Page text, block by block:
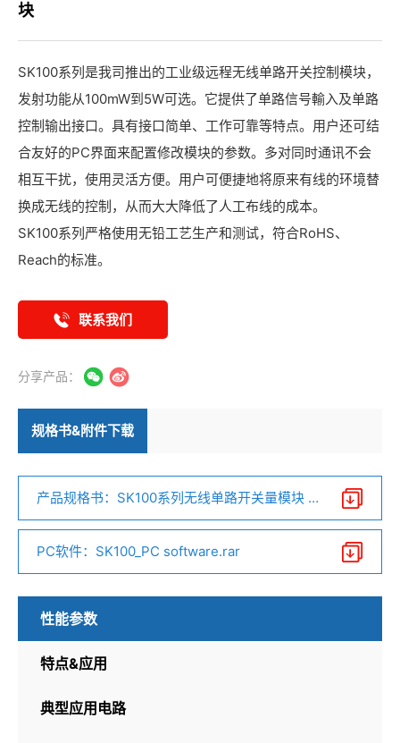
块
SK100系列是我司推出的工业级远程无线单路开关控制模块，
发射功能从100mW到5W可选。它提供了单路信号輸入及单路
控制输出接口。具有接口简单、工作可靠等特点。用户还可结
合友好的PC界面来配置修改模块的参数。多对同时通讯不会
相互干扰，使用灵活方便。用户可便捷地将原来有线的环境替
换成无线的控制，从而大大降低了人工布线的成本。
SK100系列严格使用无铅工艺生产和测试，符合RoHS、
Reach的标准。
联系我们
分享产品：
规格书&附件下载
产品规格书：SK100系列无线单路开关量模块 V
3.4.pdf
PC软件：SK100_PC software.rar
性能参数
特点&应用
典型应用电路